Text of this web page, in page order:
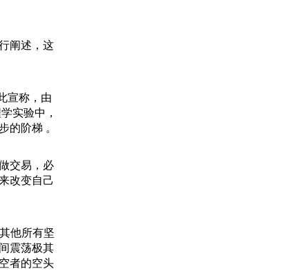
阐述，这
宣称，由
实验中，
阶梯 。
交易，必
改变自己
他所有坚
震荡极其
者的空头